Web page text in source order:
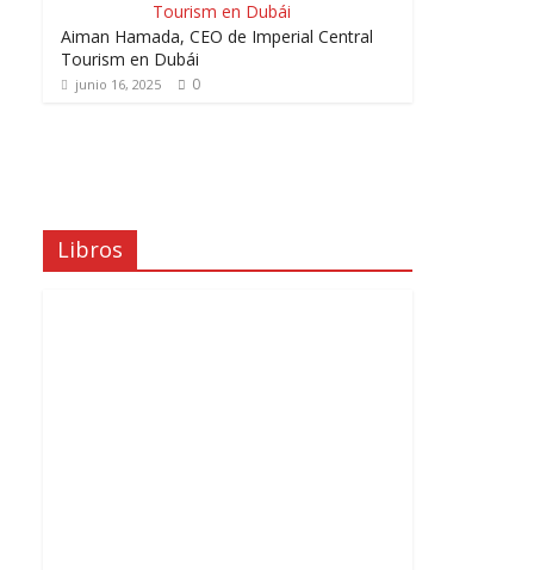
Aiman Hamada, CEO de Imperial Central
Tourism en Dubái
junio 16, 2025 0
Libros